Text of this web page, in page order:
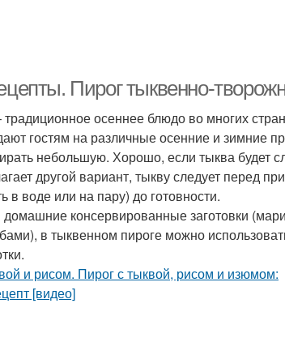
Пирог тыквенно-
осеннее блюдо во многих
гостям на различные осенние и зимние
небольшую. Хорошо, если тыква будет
другой вариант, тыкву следует перед
в воде или на пару) до готовности.
консервированные заготовки
в тыквенном пироге можно